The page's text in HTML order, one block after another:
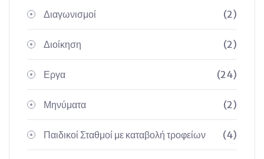
Διαγωνισμοί (2)
Διοίκηση (2)
Εργα (24)
Μηνύματα (2)
Παιδικοί Σταθμοί με καταβολή τροφείων (4)